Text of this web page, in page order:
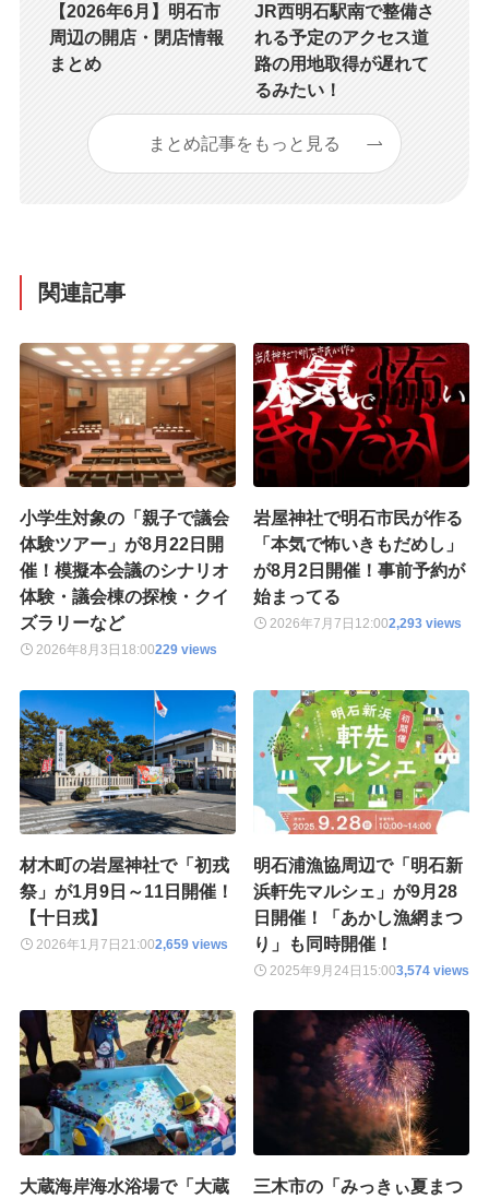
【2026年6月】明石市
周辺の開店・閉店情報
まとめ
JR西明石駅南で整備さ
れる予定のアクセス道
路の用地取得が遅れて
るみたい！
まとめ記事をもっと見る
関連記事
小学生対象の「親子で議会
体験ツアー」が8月22日開
催！模擬本会議のシナリオ
体験・議会棟の探検・クイ
ズラリーなど
2026年8月3日 18:00229 views
岩屋神社で明石市民が作る
「本気で怖いきもだめし」
が8月2日開催！事前予約が
始まってる
2026年7月7日 12:002,293 views
材木町の岩屋神社で「初戎
祭」が1月9日～11日開催！
【十日戎】
2026年1月7日 21:002,659 views
明石浦漁協周辺で「明石新
浜軒先マルシェ」が9月28
日開催！「あかし漁網まつ
り」も同時開催！
2025年9月24日 15:003,574 views
大蔵海岸海水浴場で「大蔵
三木市の「みっきぃ夏まつ